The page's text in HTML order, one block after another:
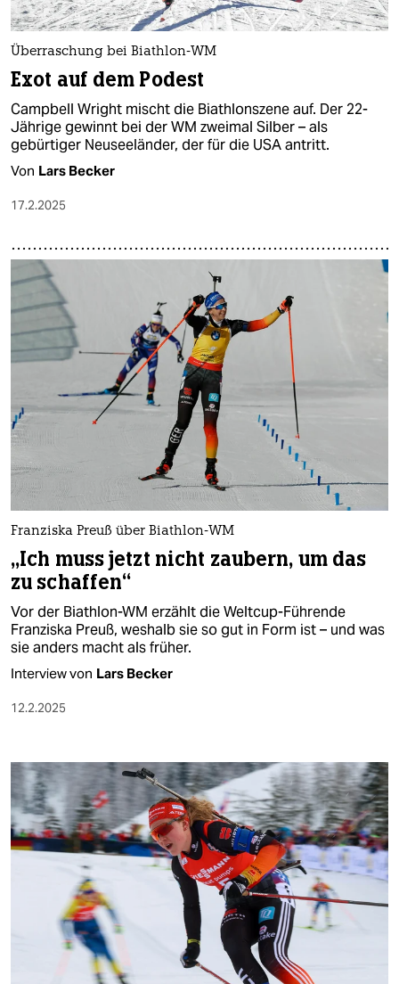
Überraschung bei Biathlon-WM
Exot auf dem Podest
Campbell Wright mischt die Biathlonszene auf. Der 22-
Jährige gewinnt bei der WM zweimal Silber – als
gebürtiger Neuseeländer, der für die USA antritt.
Von Lars Becker
17.2.2025
Franziska Preuß über Biathlon-WM
„Ich muss jetzt nicht zaubern, um das
zu schaffen“
Vor der Biathlon-WM erzählt die Weltcup-Führende
Franziska Preuß, weshalb sie so gut in Form ist – und was
sie anders macht als früher.
Interview von Lars Becker
12.2.2025